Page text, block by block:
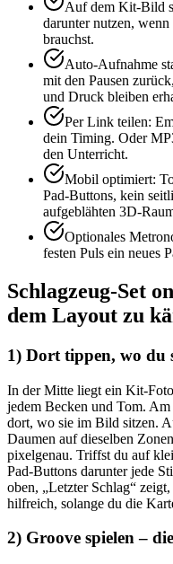
Auf dem Kit-Bild
darunter nutzen,
brauchst.
Auto-Aufnahme
mit den Pausen
und Druck bleiben
Per Link teilen:
dein Timing. Oder
den Unterricht.
Mobil optimiert:
Pad-Buttons, kein
aufgeblähten 3D-
Optionales
festen Puls ein neues
Schlagzeug-Set
dem Layout zu
1) Dort tippen, wo du
In der Mitte liegt ein Kit-
jedem Becken und Tom.
dort, wo sie im Bild sitzen.
Daumen auf dieselben
pixelgenau. Triffst du auf
Pad-Buttons darunter jede
oben, „Letzter Schlag“
hilfreich, solange du die
2) Groove spielen –